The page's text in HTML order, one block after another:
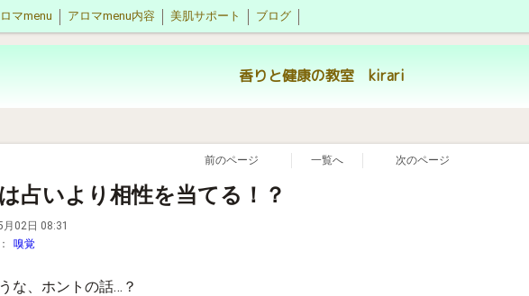
マmenu アロマmenu内容 美肌サポート ブログ
香りと健康の教室 kirari
前のページ 一覧へ 次のページ
占いより相性を当てる！？
02日 08:31
嗅覚
な、ホントの話…？